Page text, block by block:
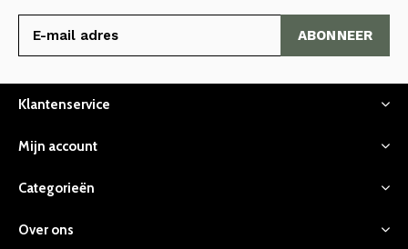
ABONNEER
Klantenservice
Mijn account
Categorieën
Over ons